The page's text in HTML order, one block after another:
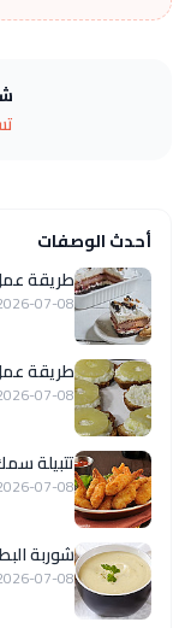
أحدث الوصفات
طريقة
07-08
طريقة
07-08
تتبيلة
07-08
شوربة
07-08